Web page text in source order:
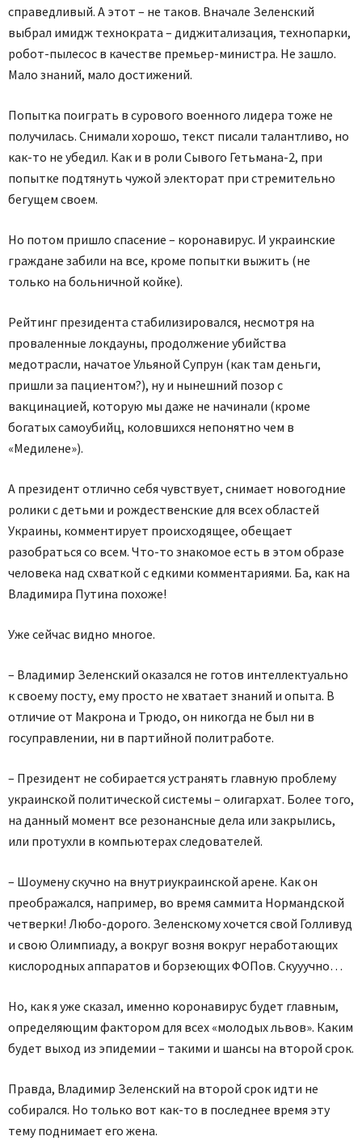
справедливый. А этот – не таков. Вначале Зеленский
выбрал имидж технократа – диджитализация, технопарки,
робот-пылесос в качестве премьер-министра. Не зашло.
Мало знаний, мало достижений.
Попытка поиграть в сурового военного лидера тоже не
получилась. Снимали хорошо, текст писали талантливо, но
как-то не убедил. Как и в роли Сывого Гетьмана-2, при
попытке подтянуть чужой электорат при стремительно
бегущем своем.
Но потом пришло спасение – коронавирус. И украинские
граждане забили на все, кроме попытки выжить (не
только на больничной койке).
Рейтинг президента стабилизировался, несмотря на
проваленные локдауны, продолжение убийства
медотрасли, начатое Ульяной Супрун (как там деньги,
пришли за пациентом?), ну и нынешний позор с
вакцинацией, которую мы даже не начинали (кроме
богатых самоубийц, коловшихся непонятно чем в
«Медилене»).
А президент отлично себя чувствует, снимает новогодние
ролики с детьми и рождественские для всех областей
Украины, комментирует происходящее, обещает
разобраться со всем. Что-то знакомое есть в этом образе
человека над схваткой с едкими комментариями. Ба, как на
Владимира Путина похоже!
Уже сейчас видно многое.
– Владимир Зеленский оказался не готов интеллектуально
к своему посту, ему просто не хватает знаний и опыта. В
отличие от Макрона и Трюдо, он никогда не был ни в
госуправлении, ни в партийной политработе.
– Президент не собирается устранять главную проблему
украинской политической системы – олигархат. Более того,
на данный момент все резонансные дела или закрылись,
или протухли в компьютерах следователей.
– Шоумену скучно на внутриукраинской арене. Как он
преображался, например, во время саммита Нормандской
четверки! Любо-дорого. Зеленскому хочется свой Голливуд
и свою Олимпиаду, а вокруг возня вокруг неработающих
кислородных аппаратов и борзеющих ФОПов. Скууучно…
Но, как я уже сказал, именно коронавирус будет главным,
определяющим фактором для всех «молодых львов». Каким
будет выход из эпидемии – такими и шансы на второй срок.
Правда, Владимир Зеленский на второй срок идти не
собирался. Но только вот как-то в последнее время эту
тему поднимает его жена.